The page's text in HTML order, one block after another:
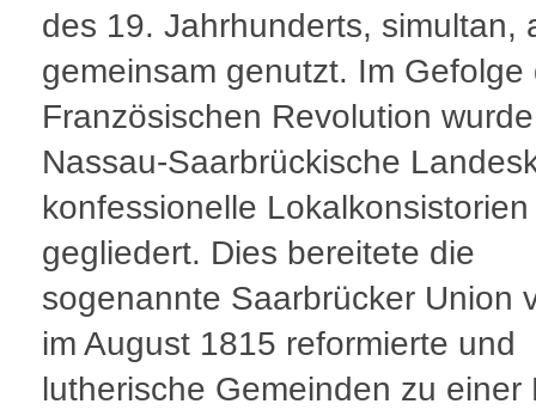
des 19. Jahrhunderts, simultan,
gemeinsam genutzt. Im Gefolge
Französischen Revolution
Nassau-Saarbrückische
konfessionelle Lokalkonsistorien
gegliedert. Dies bereitete die
sogenannte Saarbrücker Union
im August 1815 reformierte und
lutherische Gemeinden zu einer